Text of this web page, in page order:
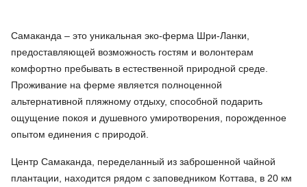
Самаканда – это уникальная эко-ферма Шри-Ланки,
предоставляющей возможность гостям и волонтерам
комфортно пребывать в естественной природной среде.
Проживание на ферме является полноценной
альтернативной пляжному отдыху, способной подарить
ощущение покоя и душевного умиротворения, порожденное
опытом единения с природой.
Центр Самаканда, переделанный из заброшенной чайной
плантации, находится рядом с заповедником Коттава, в 20 км